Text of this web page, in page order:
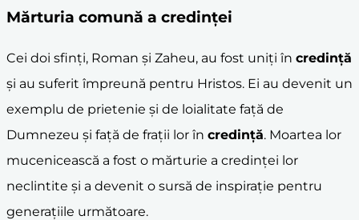
Mărturia comună a credinței
Cei doi sfinți, Roman și Zaheu, au fost uniți în credință
și au suferit împreună pentru Hristos. Ei au devenit un
exemplu de prietenie și de loialitate față de
Dumnezeu și față de frații lor în credință. Moartea lor
mucenicească a fost o mărturie a credinței lor
neclintite și a devenit o sursă de inspirație pentru
generațiile următoare.